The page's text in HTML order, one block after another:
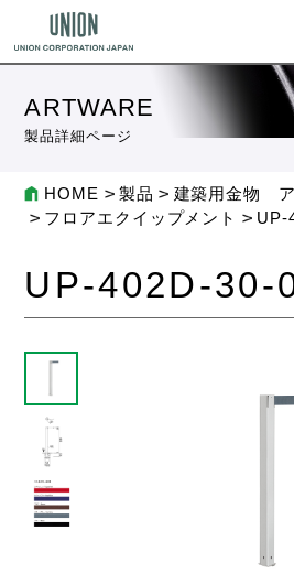
ARTWARE
製品詳細ページ
HOME 製品
建築用金物 ア
フロアエクイップメント
UP-
UP-402D-30-